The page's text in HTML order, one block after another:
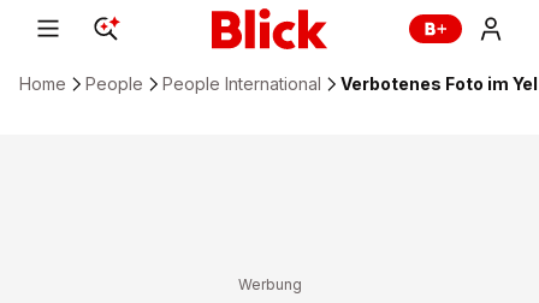
Home People People International Verbotenes Foto im